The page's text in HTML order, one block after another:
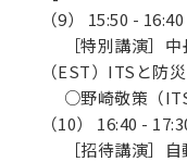
（9） 15:50 - 16:40
［特別講演］中
（EST）ITSと防
○野崎敬策（ITS
（10） 16:40 -
［招待講演］自